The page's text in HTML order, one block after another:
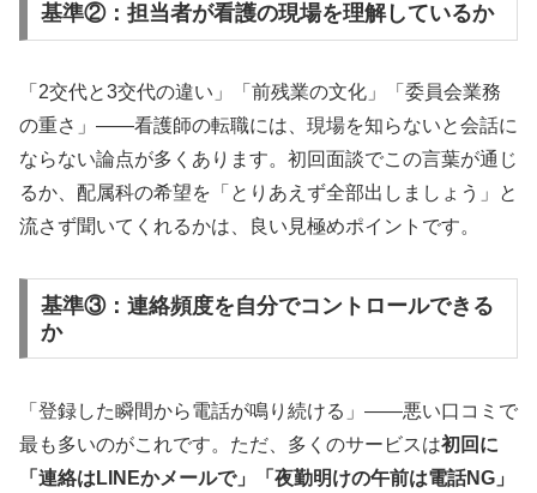
基準②：担当者が看護の現場を理解しているか
「2交代と3交代の違い」「前残業の文化」「委員会業務
の重さ」——看護師の転職には、現場を知らないと会話に
ならない論点が多くあります。初回面談でこの言葉が通じ
るか、配属科の希望を「とりあえず全部出しましょう」と
流さず聞いてくれるかは、良い見極めポイントです。
基準③：連絡頻度を自分でコントロールできる
か
「登録した瞬間から電話が鳴り続ける」——悪い口コミで
最も多いのがこれです。ただ、多くのサービスは初回に
「連絡はLINEかメールで」「夜勤明けの午前は電話NG」